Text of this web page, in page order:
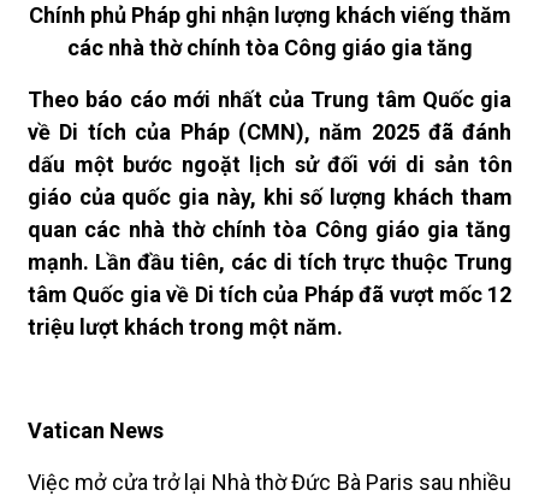
Chính phủ Pháp ghi nhận lượng khách viếng thăm
các nhà thờ chính tòa Công giáo gia tăng
Theo báo cáo mới nhất của Trung tâm Quốc gia
về Di tích của Pháp (CMN), năm 2025 đã đánh
dấu một bước ngoặt lịch sử đối với di sản tôn
giáo của quốc gia này, khi số lượng khách tham
quan các nhà thờ chính tòa Công giáo gia tăng
mạnh. Lần đầu tiên, các di tích trực thuộc Trung
tâm Quốc gia về Di tích của Pháp đã vượt mốc 12
triệu lượt khách trong một năm.
Vatican News
Việc mở cửa trở lại Nhà thờ Đức Bà Paris sau nhiều